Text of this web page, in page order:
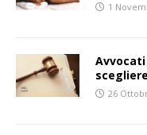
1
26